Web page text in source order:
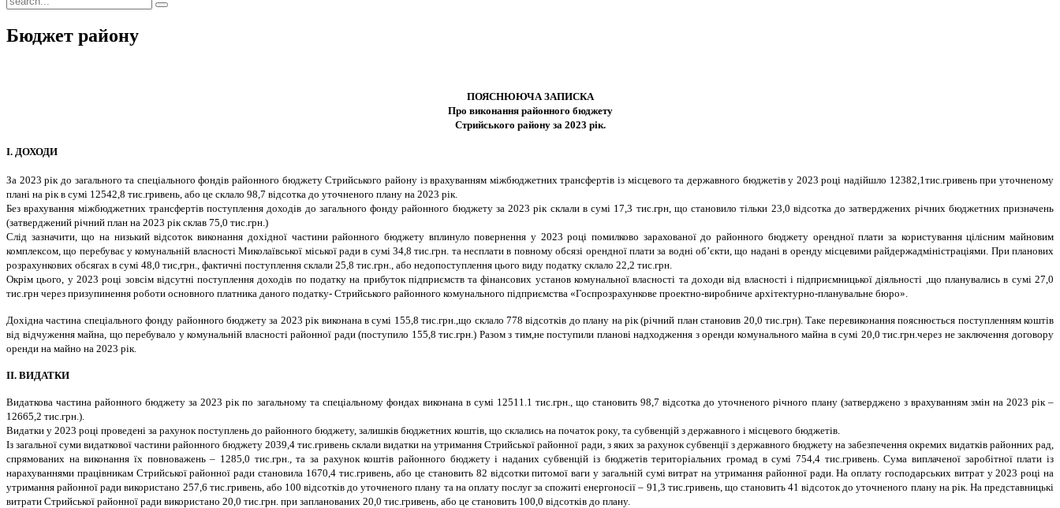
Бюджет району
ПОЯСНЮЮЧА ЗАПИСКА
Про виконання районного бюджету
Стрийського району за 2023 рік.
І. ДОХОДИ
За 2023 рік до загального та спеціального фондів районного бюджету Стрийського району із врахуванням міжбюджетних трансфертів із місцевого та державного бюджетів у 2023 році надійшло 12382,1тис.гривень при уточненому
плані на рік в сумі 12542,8 тис.гривень, або це склало 98,7 відсотка до уточненого плану на 2023 рік.
Без врахування міжбюджетних трансфертів поступлення доходів до загального фонду районного бюджету за 2023 рік склали в сумі 17,3 тис.грн, що становило тільки 23,0 відсотка до затверджених річних бюджетних призначень
(затверджений річний план на 2023 рік склав 75,0 тис.грн.)
Слід зазначити, що на низький відсоток виконання дохідної частини районного бюджету вплинуло повернення у 2023 році помилково зарахованої до районного бюджету орендної плати за користування цілісним майновим
комплексом, що перебуває у комунальній власності Миколаївської міської ради в сумі 34,8 тис.грн. та несплати в повному обсязі орендної плати за водні об’єкти, що надані в оренду місцевими райдержадміністраціями. При планових
розрахункових обсягах в сумі 48,0 тис,грн., фактичні поступлення склали 25,8 тис.грн., або недопоступлення цього виду податку склало 22,2 тис.грн.
Окрім цього, у 2023 році зовсім відсутні поступлення доходів по податку на прибуток підприємств та фінансових установ комунальної власності та доходи від власності і підприємницької діяльності ,що планувались в сумі 27,0
тис.грн через призупинення роботи основного платника даного податку- Стрийського районного комунального підприємства «Госпрозрахункове проектно-виробниче архітектурно-планувальне бюро».
Дохідна частина спеціального фонду районного бюджету за 2023 рік виконана в сумі 155,8 тис.грн.,що склало 778 відсотків до плану на рік (річний план становив 20,0 тис.грн). Таке перевиконання пояснюється поступленням коштів
від відчуження майна, що перебувало у комунальній власності районної ради (поступило 155,8 тис.грн.) Разом з тим,не поступили планові надходження з оренди комунального майна в сумі 20,0 тис.грн.через не заключення договору
оренди на майно на 2023 рік.
ІІ. ВИДАТКИ
Видаткова частина районного бюджету за 2023 рік по загальному та спеціальному фондах виконана в сумі 12511.1 тис.грн., що становить 98,7 відсотка до уточненого річного плану (затверджено з врахуванням змін на 2023 рік –
12665,2 тис.грн.).
Видатки у 2023 році проведені за рахунок поступлень до районного бюджету, залишків бюджетних коштів, що склались на початок року, та субвенцій з державного і місцевого бюджетів.
Із загальної суми видаткової частини районного бюджету 2039,4 тис.гривень склали видатки на утримання Стрийської районної ради, з яких за рахунок субвенції з державного бюджету на забезпечення окремих видатків районних рад,
спрямованих на виконання їх повноважень – 1285,0 тис.грн., та за рахунок коштів районного бюджету і наданих субвенцій із бюджетів територіальних громад в сумі 754,4 тис.гривень. Сума виплаченої заробітної плати із
нарахуваннями працівникам Стрийської районної ради становила 1670,4 тис.гривень, або це становить 82 відсотки питомої ваги у загальній сумі витрат на утримання районної ради. На оплату господарських витрат у 2023 році на
утримання районної ради використано 257,6 тис.гривень, або 100 відсотків до уточненого плану та на оплату послуг за спожиті енергоносії – 91,3 тис.гривень, що становить 41 відсоток до уточненого плану на рік. На представницькі
витрати Стрийської районної ради використано 20,0 тис.грн. при запланованих 20,0 тис.гривень, або це становить 100,0 відсотків до плану.